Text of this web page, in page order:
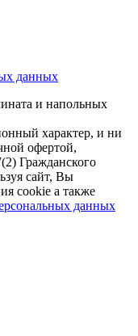
данных
и напольных
характер, и ни
офертой,
Гражданского
сайт, Вы
cookie а также
данных